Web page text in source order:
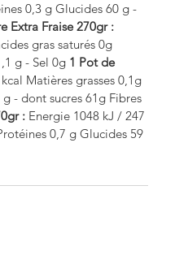
0,3 g Glucides 60 g -
Extra Fraise 270gr :
gras saturés 0g
g - Sel 0g 1 Pot de
Matières grasses 0,1g
- dont sucres 61g Fibres
: Energie 1048 kJ / 247
0,7 g Glucides 59